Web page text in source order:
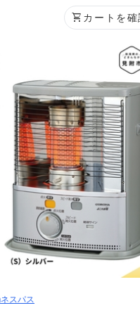
shopping_cart カートを
スパス